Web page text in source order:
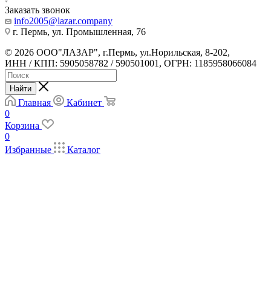
Заказать звонок
info2005@lazar.company
г. Пермь, ул. Промышленная, 76
© 2026 ООО"ЛАЗАР", г.Пермь, ул.Норильская, 8-202,
ИНН / КПП: 5905058782 / 590501001, ОГРН: 1185958066084
Найти
Главная
Кабинет
0
Корзина
0
Избранные
Каталог